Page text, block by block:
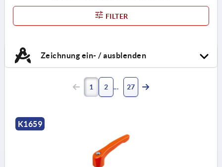
FILTER
Zeichnung ein- / ausblenden
1 2 27
K1659